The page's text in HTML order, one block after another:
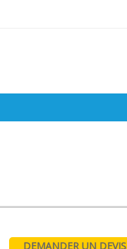
DEMANDER UN DEVIS